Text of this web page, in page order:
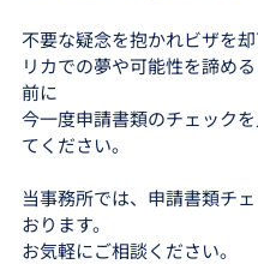
不要な疑念を抱かれビザを
リカでの夢や可能性を諦め
前に
今一度申請書類のチェック
てください。
当事務所では、申請書類チ
おります。
お気軽にご相談ください。